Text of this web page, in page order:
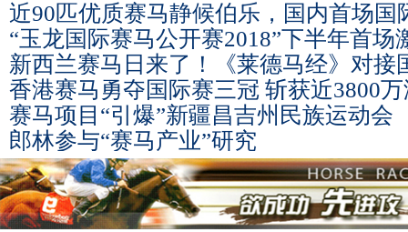
近90匹优质赛马静候伯乐，国内首场
“玉龙国际赛马公开赛2018”下半年首场
新西兰赛马日来了！《莱德马经》对接
香港赛马勇夺国际赛三冠 斩获近3800
赛马项目“引爆”新疆昌吉州民族运动会
郎林参与“赛马产业”研究